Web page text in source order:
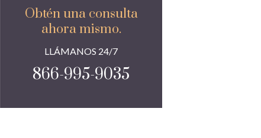
Obtén una consulta
ahora mismo.
LLÁMANOS 24/7
866-995-9035